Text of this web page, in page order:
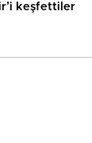
keşfettiler